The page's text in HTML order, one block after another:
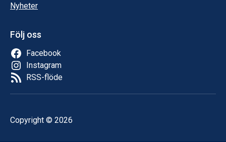
Nyheter
Följ oss
Facebook
Instagram
RSS-flöde
Copyright © 2026